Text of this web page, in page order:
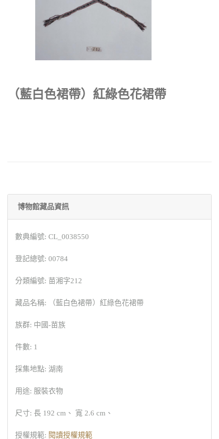
（藍白色裙帶）紅綠色花裙帶
博物館藏品資訊
數典編號: CL_0038550
登記總號: 00784
分類編號: 苗湘字212
藏品名稱: （藍白色裙帶）紅綠色花裙帶
族群: 中國-苗族
件數: 1
採集地點: 湖南
用途: 服裝衣物
尺寸: 長 192 cm、 寬 2.6 cm、
授權規範: 閱讀授權規範